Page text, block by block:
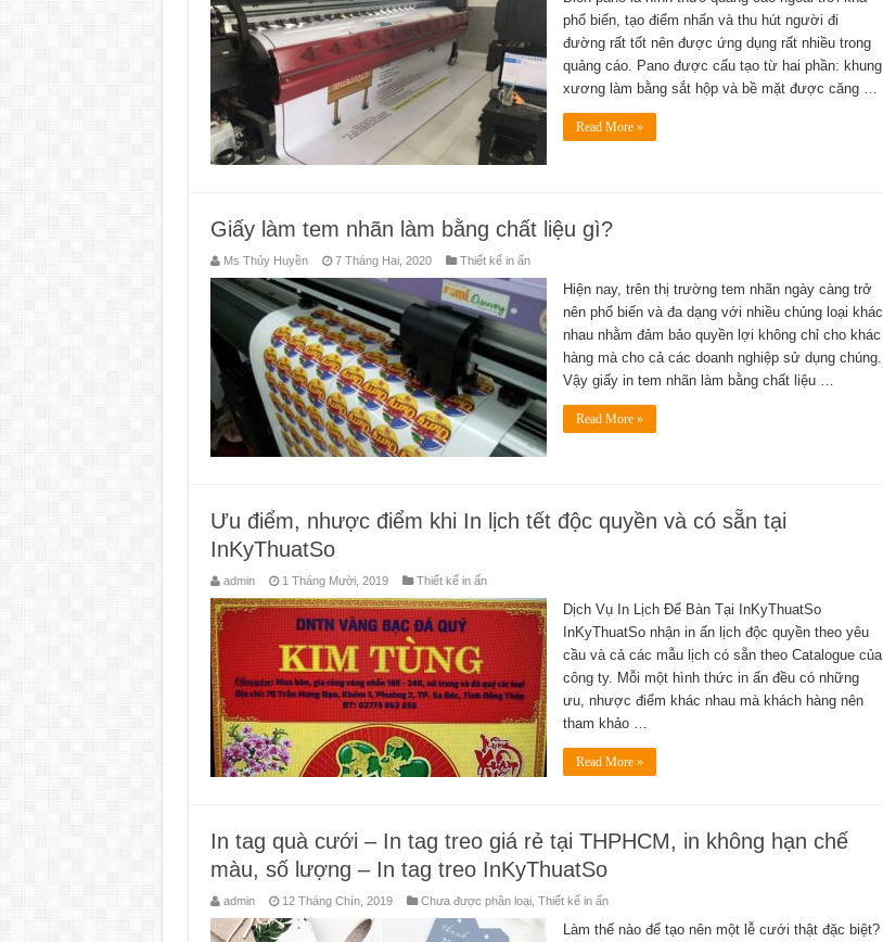
phổ biến, tạo điểm nhấn và thu hút người đi
đường rất tốt nên được ứng dụng rất nhiều trong
quảng cáo. Pano được cấu tạo từ hai phần: khung
xương làm bằng sắt hộp và bề mặt được căng …
Read More »
Giấy làm tem nhãn làm bằng chất liệu gì?
Ms Thủy Huyền 7 Tháng Hai, 2020 Thiết kế in ấn
Hiện nay, trên thị trường tem nhãn ngày càng trở
nên phổ biến và đa dạng với nhiều chủng loại khác
nhau nhằm đảm bảo quyền lợi không chỉ cho khác
hàng mà cho cả các doanh nghiệp sử dụng chúng.
Vậy giấy in tem nhãn làm bằng chất liệu …
Read More »
Ưu điểm, nhược điểm khi In lịch tết độc quyền và có sẵn tại
InKyThuatSo
admin 1 Tháng Mười, 2019 Thiết kế in ấn
Dịch Vụ In Lịch Để Bàn Tại InKyThuatSo
InKyThuatSo nhận in ấn lịch độc quyền theo yêu
cầu và cả các mẫu lịch có sẵn theo Catalogue của
công ty. Mỗi một hình thức in ấn đều có những
ưu, nhược điểm khác nhau mà khách hàng nên
tham khảo …
Read More »
In tag quà cưới – In tag treo giá rẻ tại THPHCM, in không hạn chế
màu, số lượng‎ – In tag treo InKyThuatSo
admin 12 Tháng Chín, 2019 Chưa được phân loại, Thiết kế in ấn
Làm thế nào để tạo nên một lễ cưới thật đặc biệt?